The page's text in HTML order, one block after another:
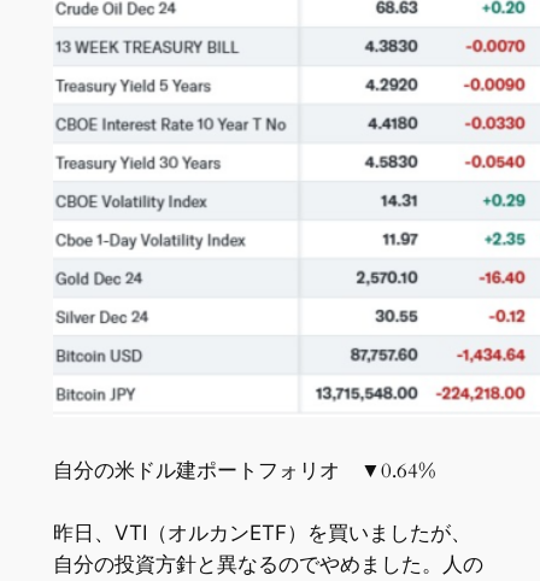
自分の米ドル建ポートフォリオ ▼0.64%
昨日、VTI（オルカンETF）を買いましたが、
自分の投資方針と異なるのでやめました。人の